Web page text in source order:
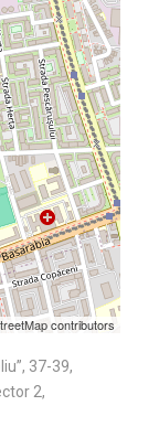
contributors
37-39,
2,